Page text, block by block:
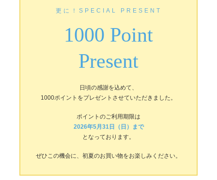
更に！SPECIAL PRESENT
1000 Point
Present
日頃の感謝を込めて、
1000ポイントをプレゼントさせていただきました。
ポイントのご利用期限は
2026年5月31日（日）まで
となっております。
ぜひこの機会に、初夏のお買い物をお楽しみください。